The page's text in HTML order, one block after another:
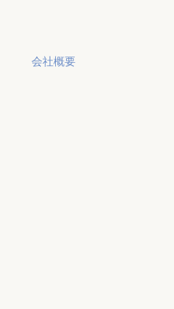
会社概要